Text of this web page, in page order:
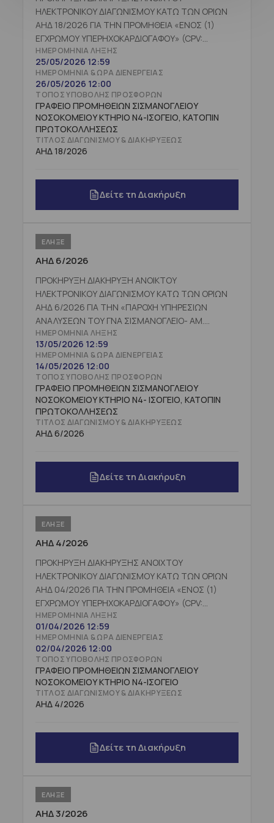
ΗΛΕΚΤΡΟΝΙΚΟΥ ΔΙΑΓΩΝΙΣΜΟΥ ΚΑΤΩ ΤΩΝ ΟΡΙΩΝ
ΑΗΔ 18/2026 ΓΙΑ ΤΗΝ ΠΡΟΜΗΘΕΙΑ «ΕΝΟΣ (1)
ΕΓΧΡΩΜΟΥ ΥΠΕΡΗΧΟΚΑΡΔΙΟΓΑΦΟΥ» (CPV:
33112100-9) ΠΡΟΫΠΟΛΟΓΙΣΘΕΙΣΑΣ ΔΑΠΑΝΗΣ
177.419,36 € ΠΛΕΟΝ ΦΠΑ (ΗΤΟΙ 220.000,00€
ΣΥΜΠΕΡΙΛΑΜΒΑΝΟΜΕΝΟΥ ΦΠΑ) ΜΕ ΕΠΙΧΟΡΗΓΗΣΗ
ΑΠΟ ΤΗΝ 1Η ΥΠΕ
ΗΜΕΡΟΜΗΝΊΑ ΛΉΞΗΣ
25/05/2026 12:59
ΗΜΕΡΟΜΗΝΊΑ & ΏΡΑ ΔΙΕΝΈΡΓΕΙΑΣ
26/05/2026 12:00
ΤΌΠΟΣ ΥΠΟΒΟΛΉΣ ΠΡΟΣΦΟΡΏΝ
ΓΡΑΦΕΙΟ ΠΡΟΜΗΘΕΙΩΝ ΣΙΣΜΑΝΟΓΛΕΙΟΥ
ΝΟΣΟΚΟΜΕΙΟΥ ΚΤΗΡΙΟ Ν4-ΙΣΟΓΕΙΟ, ΚΑΤΟΠΙΝ
ΠΡΩΤΟΚΟΛΛΗΣΕΩΣ
ΤΊΤΛΟΣ ΔΙΑΓΩΝΙΣΜΟΎ & ΔΙΑΚΗΡΎΞΕΩΣ
ΑΗΔ 18/2026
Δείτε τη Διακήρυξη
ΕΛΗΞΕ
ΑΗΔ 6/2026
ΠΡΟΚΗΡΥΞΗ ΔΙΑΚΗΡΥΞΗ ΑΝΟΙΚΤΟΥ
ΗΛΕΚΤΡΟΝΙΚΟΥ ΔΙΑΓΩΝΙΣΜΟΥ ΚΑΤΩ ΤΩΝ ΟΡΙΩΝ
ΑΗΔ 6/2026 ΓΙΑ ΤΗΝ «ΠΑΡΟΧΗ ΥΠΗΡΕΣΙΩΝ
ΑΝΑΛΥΣΕΩΝ ΤΟΥ ΓΝΑ ΣΙΣΜΑΝΟΓΛΕΙΟ- ΑΜ.
ΦΛΕΜΙΓΚ ΚΑΙ ΤΩΝ ΔΟΜΩΝ ΑΥΤΟΥ (CPV 71610000-
7)» ΠΡΟΫΠΟΛΟΓΙΣΘΕΙΣΑΣ ΔΑΠΑΝΗΣ 88.948,00 €
ΠΛΕΟΝ ΦΠΑ (110.295,52
ΣΥΜΠΕΡΙΛΑΜΒΑΝΟΜΕΝΟΥ ΦΠΑ) ΓΙΑ ΔΥΟ (2) ΕΤΗ
ΜΕ ΔΙΚΑΙΩΜΑ ΕΝΕΡΓΟΠΟΙΗΣΗΣ ΠΡΟΑΙΡΕΣΗΣ ΕΝΟΣ
(1) ΕΤΟΥΣ ΠΡΟΫΠΟΛΟΓΙΣΘΕΙΣΑΣ ΔΑΠΑΝΗΣ
44.474,00 € ΠΛΕΟΝ ΦΠΑ (55.147.76 €
ΣΥΜΠΕΡΙΛΑΜΒΑΝΟΜΕΝΟΥ ΦΠΑ ΜΕ ΚΡΙΤΗΡΙΟ
ΗΜΕΡΟΜΗΝΊΑ ΛΉΞΗΣ
13/05/2026 12:59
ΗΜΕΡΟΜΗΝΊΑ & ΏΡΑ ΔΙΕΝΈΡΓΕΙΑΣ
14/05/2026 12:00
ΤΌΠΟΣ ΥΠΟΒΟΛΉΣ ΠΡΟΣΦΟΡΏΝ
ΓΡΑΦΕΙΟ ΠΡΟΜΗΘΕΙΩΝ ΣΙΣΜΑΝΟΓΛΕΙΟΥ
ΝΟΣΟΚΟΜΕΙΟΥ ΚΤΗΡΙΟ Ν4- ΙΣΟΓΕΙΟ, ΚΑΤΟΠΙΝ
ΠΡΩΤΟΚΟΛΛΗΣΕΩΣ
ΤΊΤΛΟΣ ΔΙΑΓΩΝΙΣΜΟΎ & ΔΙΑΚΗΡΎΞΕΩΣ
ΑΗΔ 6/2026
Δείτε τη Διακήρυξη
ΕΛΗΞΕ
ΑΗΔ 4/2026
ΠΡΟΚΗΡΥΞΗ ΔΙΑΚΗΡΥΞΗΣ ΑΝΟΙΧΤΟΥ
ΗΛΕΚΤΡΟΝΙΚΟΥ ΔΙΑΓΩΝΙΣΜΟΥ ΚΑΤΩ ΤΩΝ ΟΡΙΩΝ
ΑΗΔ 04/2026 ΓΙΑ ΤΗΝ ΠΡΟΜΗΘΕΙΑ «ΕΝΟΣ (1)
ΕΓΧΡΩΜΟΥ ΥΠΕΡΗΧΟΚΑΡΔΙΟΓΑΦΟΥ» (CPV:
33112100-9) ΠΡΟΫΠΟΛΟΓΙΣΘΕΙΣΑΣ ΔΑΠΑΝΗΣ
177.419,36 € ΠΛΕΟΝ ΦΠΑ (ΗΤΟΙ 220.000,00€
ΣΥΜΠΕΡΙΛΑΜΒΑΝΟΜΕΝΟΥ ΦΠΑ) ΜΕ ΕΠΙΧΟΡΗΓΗΣΗ
ΑΠΟ ΤΗΝ 1Η ΥΠΕ
ΗΜΕΡΟΜΗΝΊΑ ΛΉΞΗΣ
01/04/2026 12:59
ΗΜΕΡΟΜΗΝΊΑ & ΏΡΑ ΔΙΕΝΈΡΓΕΙΑΣ
02/04/2026 12:00
ΤΌΠΟΣ ΥΠΟΒΟΛΉΣ ΠΡΟΣΦΟΡΏΝ
ΓΡΑΦΕΙΟ ΠΡΟΜΗΘΕΙΩΝ ΣΙΣΜΑΝΟΓΛΕΙΟΥ
ΝΟΣΟΚΟΜΕΙΟΥ ΚΤΗΡΙΟ Ν4-ΙΣΟΓΕΙΟ
ΤΊΤΛΟΣ ΔΙΑΓΩΝΙΣΜΟΎ & ΔΙΑΚΗΡΎΞΕΩΣ
ΑΗΔ 4/2026
Δείτε τη Διακήρυξη
ΕΛΗΞΕ
ΑΗΔ 3/2026